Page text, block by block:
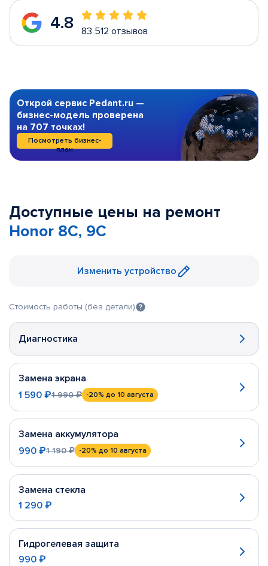
4.8 83 512 отзывов
Открой сервис Pedant.ru —
бизнес-модель проверена
на 707 точках!
Посмотреть бизнес-
план
Доступные цены на ремонт
Honor 8C, 9C
Изменить устройство
Стоимость работы (без детали)
Диагностика
Замена экрана
1 590 ₽1 990 ₽ -20% до 10 августа
Замена аккумулятора
990 ₽1 190 ₽ -20% до 10 августа
Замена стекла
1 290 ₽
Гидрогелевая защита
990 ₽